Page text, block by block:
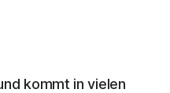
kommt in vielen